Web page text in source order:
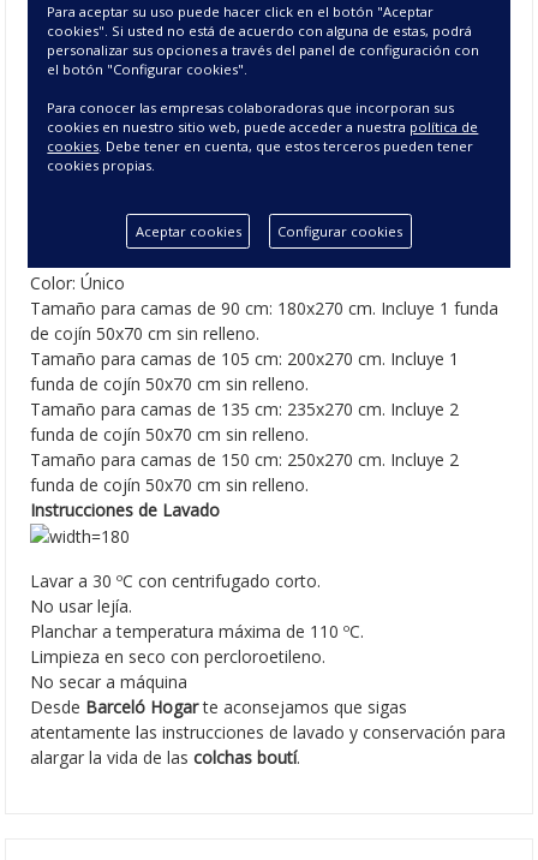
Boutí Reversible Lollipop - Colchas de
Verano Juveniles
CARACTERÍSTICAS DE LA COLCHA BOUTÍ
Composición colcha: 100% microfibra de poliéster
Color: Único
Tamaño para camas de 90 cm: 180x270 cm. Incluye 1 funda
de cojín 50x70 cm sin relleno.
Tamaño para camas de 105 cm: 200x270 cm. Incluye 1
funda de cojín 50x70 cm sin relleno.
Tamaño para camas de 135 cm: 235x270 cm. Incluye 2
funda de cojín 50x70 cm sin relleno.
Tamaño para camas de 150 cm: 250x270 cm. Incluye 2
funda de cojín 50x70 cm sin relleno.
Instrucciones de Lavado
Lavar a 30 ºC con centrifugado corto.
No usar lejía.
Planchar a temperatura máxima de 110 ºC.
Limpieza en seco con percloroetileno.
No secar a máquina
Desde Barceló Hogarte aconsejamos que sigas
atentamente las instrucciones de lavado y conservación para
alargar la vida de las colchas boutí.
Para aceptar su uso puede hacer click en el botón "Aceptar
cookies". Si usted no está de acuerdo con alguna de estas, podrá
personalizar sus opciones a través del panel de configuración con
el botón "Configurar cookies".
Para conocer las empresas colaboradoras que incorporan sus
cookies en nuestro sitio web, puede acceder a nuestra política de
cookies . Debe tener en cuenta, que estos terceros pueden tener
cookies propias.
Aceptar cookies Configurar cookies